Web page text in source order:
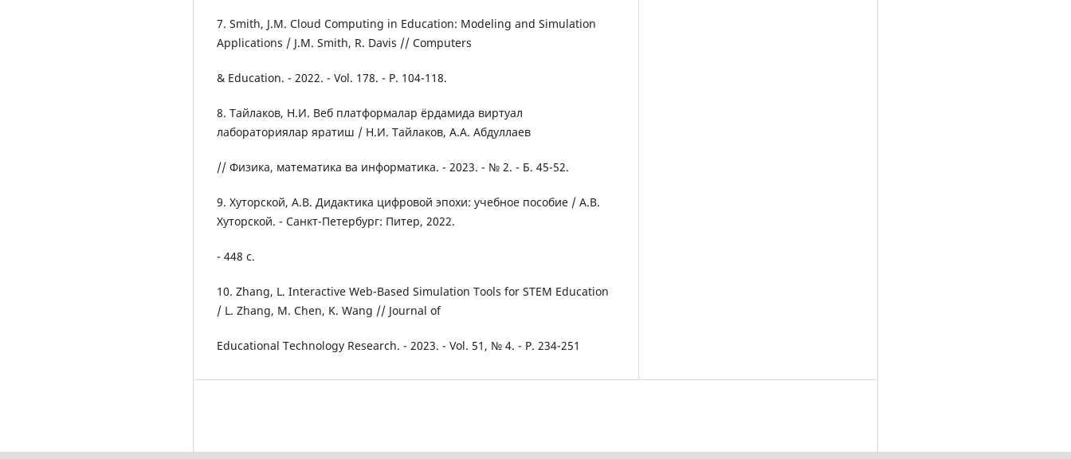
7. Smith, J.M. Cloud Computing in Education: Modeling and Simulation
Applications / J.M. Smith, R. Davis // Computers
& Education. - 2022. - Vol. 178. - P. 104-118.
8. Тайлаков, Н.И. Веб платформалар ёрдамида виртуал
лабораториялар яратиш / Н.И. Тайлаков, А.А. Абдуллаев
// Физика, математика ва информатика. - 2023. - № 2. - Б. 45-52.
9. Хуторской, А.В. Дидактика цифровой эпохи: учебное пособие / А.В.
Хуторской. - Санкт-Петербург: Питер, 2022.
- 448 с.
10. Zhang, L. Interactive Web-Based Simulation Tools for STEM Education
/ L. Zhang, M. Chen, K. Wang // Journal of
Educational Technology Research. - 2023. - Vol. 51, № 4. - P. 234-251